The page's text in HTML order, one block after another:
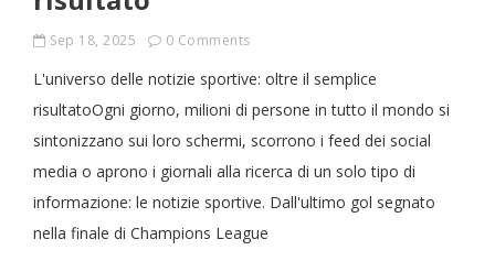
Sep 18, 2025 0 Comments
L'universo delle notizie sportive: oltre il semplice
risultatoOgni giorno, milioni di persone in tutto il mondo si
sintonizzano sui loro schermi, scorrono i feed dei social
media o aprono i giornali alla ricerca di un solo tipo di
informazione: le notizie sportive. Dall'ultimo gol segnato
nella finale di Champions League